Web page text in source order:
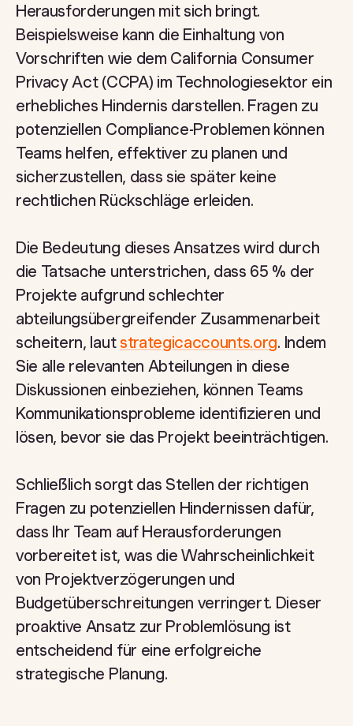
Herausforderungen mit sich bringt.
Beispielsweise kann die Einhaltung von
Vorschriften wie dem California Consumer
Privacy Act (CCPA) im Technologiesektor ein
erhebliches Hindernis darstellen. Fragen zu
potenziellen Compliance-Problemen können
Teams helfen, effektiver zu planen und
sicherzustellen, dass sie später keine
rechtlichen Rückschläge erleiden.
Die Bedeutung dieses Ansatzes wird durch
die Tatsache unterstrichen, dass 65 % der
Projekte aufgrund schlechter
abteilungsübergreifender Zusammenarbeit
scheitern, laut strategicaccounts.org. Indem
Sie alle relevanten Abteilungen in diese
Diskussionen einbeziehen, können Teams
Kommunikationsprobleme identifizieren und
lösen, bevor sie das Projekt beeinträchtigen.
Schließlich sorgt das Stellen der richtigen
Fragen zu potenziellen Hindernissen dafür,
dass Ihr Team auf Herausforderungen
vorbereitet ist, was die Wahrscheinlichkeit
von Projektverzögerungen und
Budgetüberschreitungen verringert. Dieser
proaktive Ansatz zur Problemlösung ist
entscheidend für eine erfolgreiche
strategische Planung.